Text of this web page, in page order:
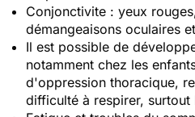
Conjonctivite : yeux
démangeaisons oculaires
Il est possible de
notamment chez les
d'oppression thoracique,
difficulté à respirer, surtout